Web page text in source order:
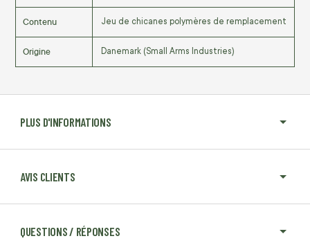
PLUS D'INFORMATIONS
AVIS CLIENTS
QUESTIONS / RÉPONSES
Contenu Jeu de chicanes polymères de remplacement
Origine Danemark (Small Arms Industries)